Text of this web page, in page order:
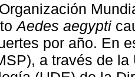
Aedes aegypti
por año. En
a través de